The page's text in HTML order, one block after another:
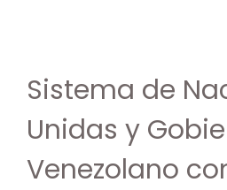
Sistema de
Unidas y
Venezolano